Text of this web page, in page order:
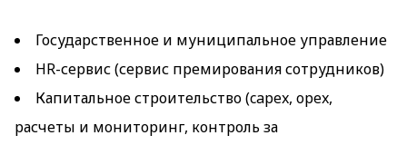
Государственное и муниципальное управление
HR-сервис (сервис премирования сотрудников)
Капитальное строительство (capex, opex,
расчеты и мониторинг, контроль за